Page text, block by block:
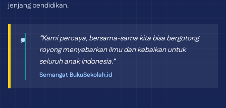
jenjang pendidikan.
“Kami percaya, bersama-sama kita bisa bergotong
royong menyebarkan ilmu dan kebaikan untuk
seluruh anak Indonesia.”
Semangat BukuSekolah.id